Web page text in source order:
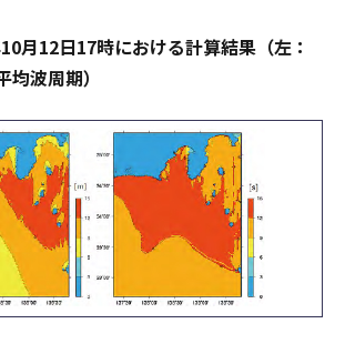
月12日17時における計算結果（左：
波周期）